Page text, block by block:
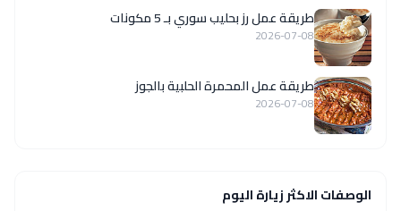
طريقة عمل رز بحليب سوري بـ 5 مكونات
2026-07-08
طريقة عمل المحمرة الحلبية بالجوز
2026-07-08
الوصفات الاكثر زيارة اليوم